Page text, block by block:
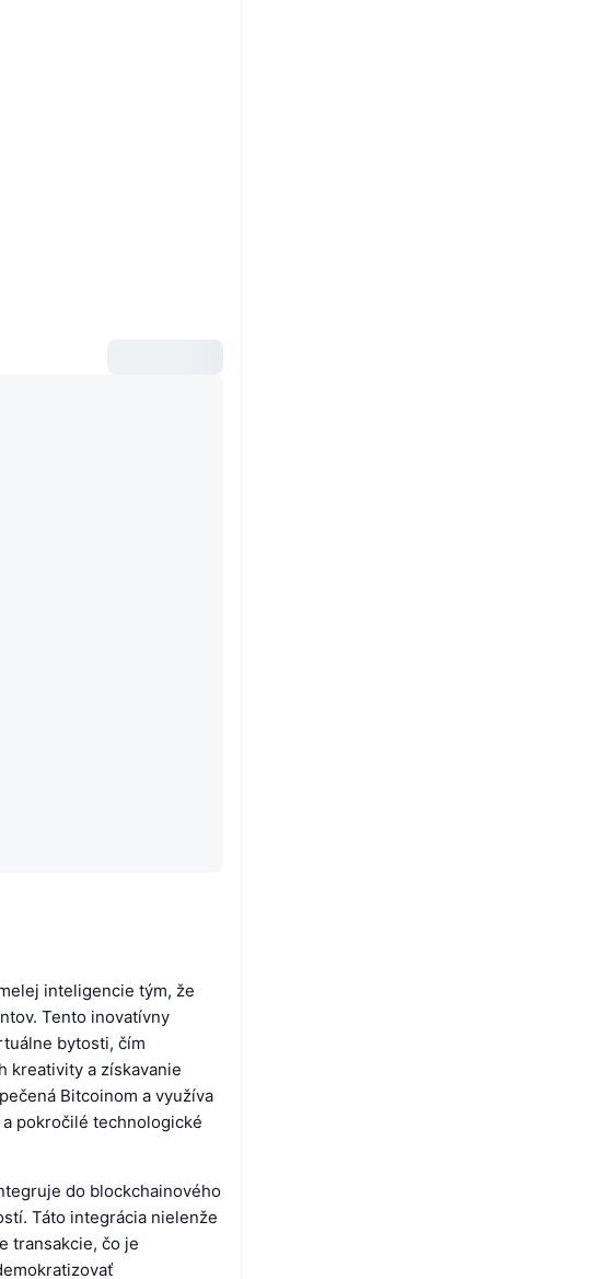
inteligencie tým, že
Tento inovatívny
bytosti, čím
kreativity a získavanie
Bitcoinom a využíva
pokročilé technologické
do blockchainového
Táto integrácia nielenže
transakcie, čo je